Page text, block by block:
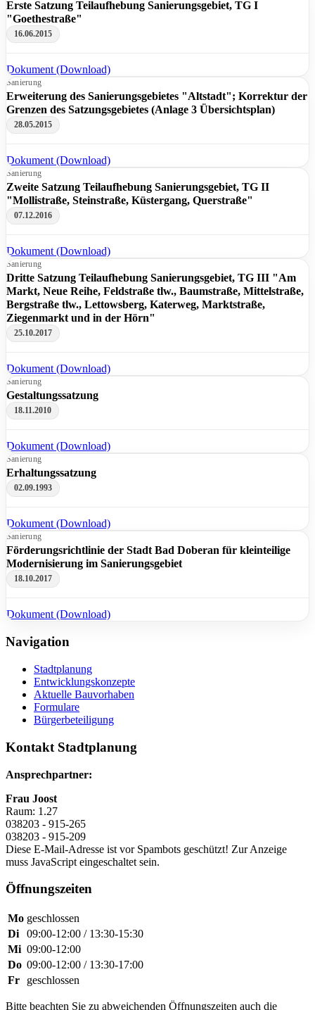
Erste Satzung Teilaufhebung Sanierungsgebiet, TG I
"Goethestraße"
16.06.2015
Dokument (Download)
Sanierung
Erweiterung des Sanierungsgebietes "Altstadt"; Korrektur der
Grenzen des Satzungsgebietes (Anlage 3 Übersichtsplan)
28.05.2015
Dokument (Download)
Sanierung
Zweite Satzung Teilaufhebung Sanierungsgebiet, TG II
"Mollistraße, Steinstraße, Küstergang, Querstraße"
07.12.2016
Dokument (Download)
Sanierung
Dritte Satzung Teilaufhebung Sanierungsgebiet, TG III "Am
Markt, Neue Reihe, Feldstraße tlw., Baumstraße, Mittelstraße,
Bergstraße tlw., Lettowsberg, Katerweg, Marktstraße,
Ziegenmarkt und in der Hörn"
25.10.2017
Dokument (Download)
Sanierung
Gestaltungssatzung
18.11.2010
Dokument (Download)
Sanierung
Erhaltungssatzung
02.09.1993
Dokument (Download)
Sanierung
Förderungsrichtlinie der Stadt Bad Doberan für kleinteilige
Modernisierung im Sanierungsgebiet
18.10.2017
Dokument (Download)
Navigation
Stadtplanung
Entwicklungskonzepte
Aktuelle Bauvorhaben
Formulare
Bürgerbeteiligung
Kontakt Stadtplanung
Ansprechpartner:
Frau Joost
Raum: 1.27
038203 - 915-265
038203 - 915-209
Diese E-Mail-Adresse ist vor Spambots geschützt! Zur Anzeige
muss JavaScript eingeschaltet sein.
Öffnungszeiten
Mo geschlossen
Di
09:00-12:00 / 13:30-15:30
Mi 09:00-12:00
Do 09:00-12:00 / 13:30-17:00
Fr
geschlossen
Bitte beachten Sie zu abweichenden Öffnungszeiten auch die